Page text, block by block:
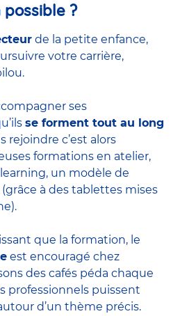
?
de la petite enfance,
votre carrière,
ses
se forment tout au long
rejoindre c’est alors
formations en atelier,
un modèle de
(grâce à des tablettes mises
que la formation, le
est encouragé chez
des cafés péda chaque
professionnels puissent
d’un thème précis.